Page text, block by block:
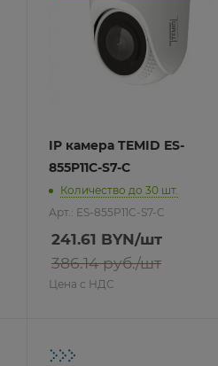
IP камера TEMID ES-
855P11C-S7-C
Количество до 30 шт.
Арт.: ES-855P11C-S7-C
241.61 BYN/шт
386.14руб./шт
Цена с НДС